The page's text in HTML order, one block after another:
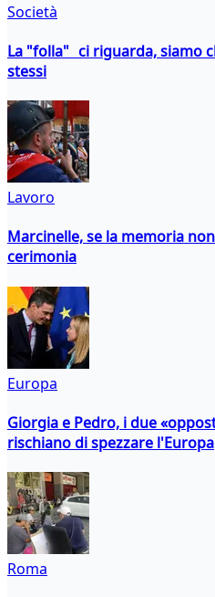
Società
La "folla" ci riguarda, siamo
stessi
Lavoro
Marcinelle, se la memoria
cerimonia
Europa
Giorgia e Pedro, i due
rischiano di spezzare l'Europa
Roma